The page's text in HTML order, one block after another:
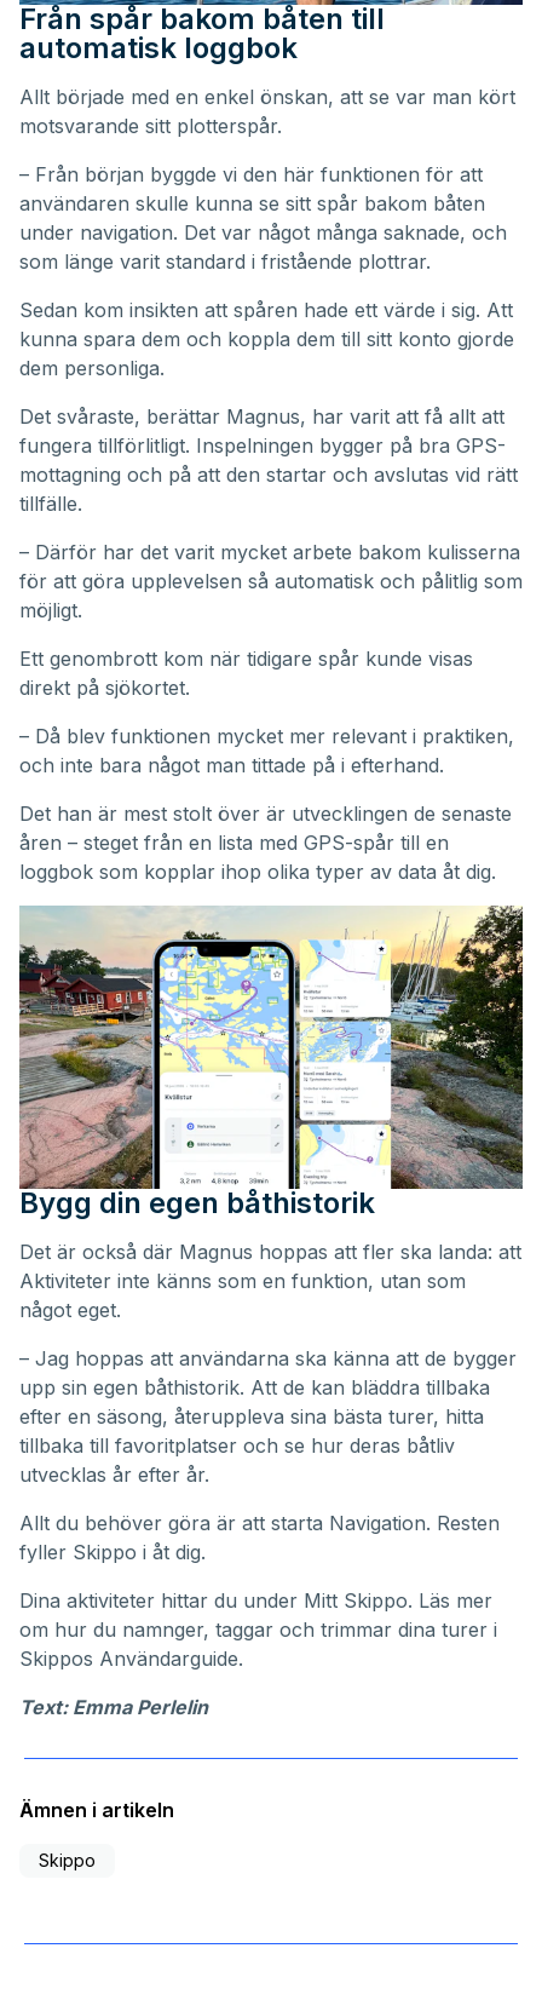
Från spår bakom båten till
automatisk loggbok
Allt började med en enkel önskan, att se var man kört
motsvarande sitt plotterspår.
– Från början byggde vi den här funktionen för att
användaren skulle kunna se sitt spår bakom båten
under navigation. Det var något många saknade, och
som länge varit standard i fristående plottrar.
Sedan kom insikten att spåren hade ett värde i sig. Att
kunna spara dem och koppla dem till sitt konto gjorde
dem personliga.
Det svåraste, berättar Magnus, har varit att få allt att
fungera tillförlitligt. Inspelningen bygger på bra GPS-
mottagning och på att den startar och avslutas vid rätt
tillfälle.
– Därför har det varit mycket arbete bakom kulisserna
för att göra upplevelsen så automatisk och pålitlig som
möjligt.
Ett genombrott kom när tidigare spår kunde visas
direkt på sjökortet.
– Då blev funktionen mycket mer relevant i praktiken,
och inte bara något man tittade på i efterhand.
Det han är mest stolt över är utvecklingen de senaste
åren – steget från en lista med GPS-spår till en
loggbok som kopplar ihop olika typer av data åt dig.
Bygg din egen båthistorik
Det är också där Magnus hoppas att fler ska landa: att
Aktiviteter inte känns som en funktion, utan som
något eget.
– Jag hoppas att användarna ska känna att de bygger
upp sin egen båthistorik. Att de kan bläddra tillbaka
efter en säsong, återuppleva sina bästa turer, hitta
tillbaka till favoritplatser och se hur deras båtliv
utvecklas år efter år.
Allt du behöver göra är att starta Navigation. Resten
fyller Skippo i åt dig.
Dina aktiviteter hittar du under Mitt Skippo. Läs mer
om hur du namnger, taggar och trimmar dina turer i
Skippos Användarguide.
Text: Emma Perlelin
Ämnen i artikeln
Skippo